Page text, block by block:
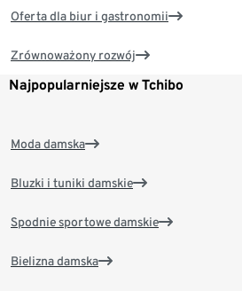
Oferta dla biur i gastronomii
Zrównoważony rozwój
Najpopularniejsze w Tchibo
Moda damska
Bluzki i tuniki damskie
Spodnie sportowe damskie
Bielizna damska